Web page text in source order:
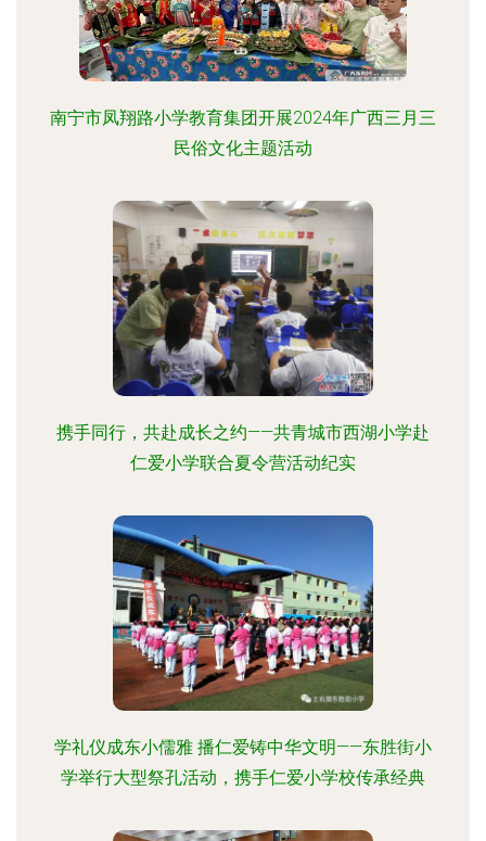
南宁市凤翔路小学教育集团开展2024年广西三月三
民俗文化主题活动
携手同行，共赴成长之约——共青城市西湖小学赴
仁爱小学联合夏令营活动纪实
学礼仪成东小儒雅 播仁爱铸中华文明——东胜街小
学举行大型祭孔活动，携手仁爱小学校传承经典